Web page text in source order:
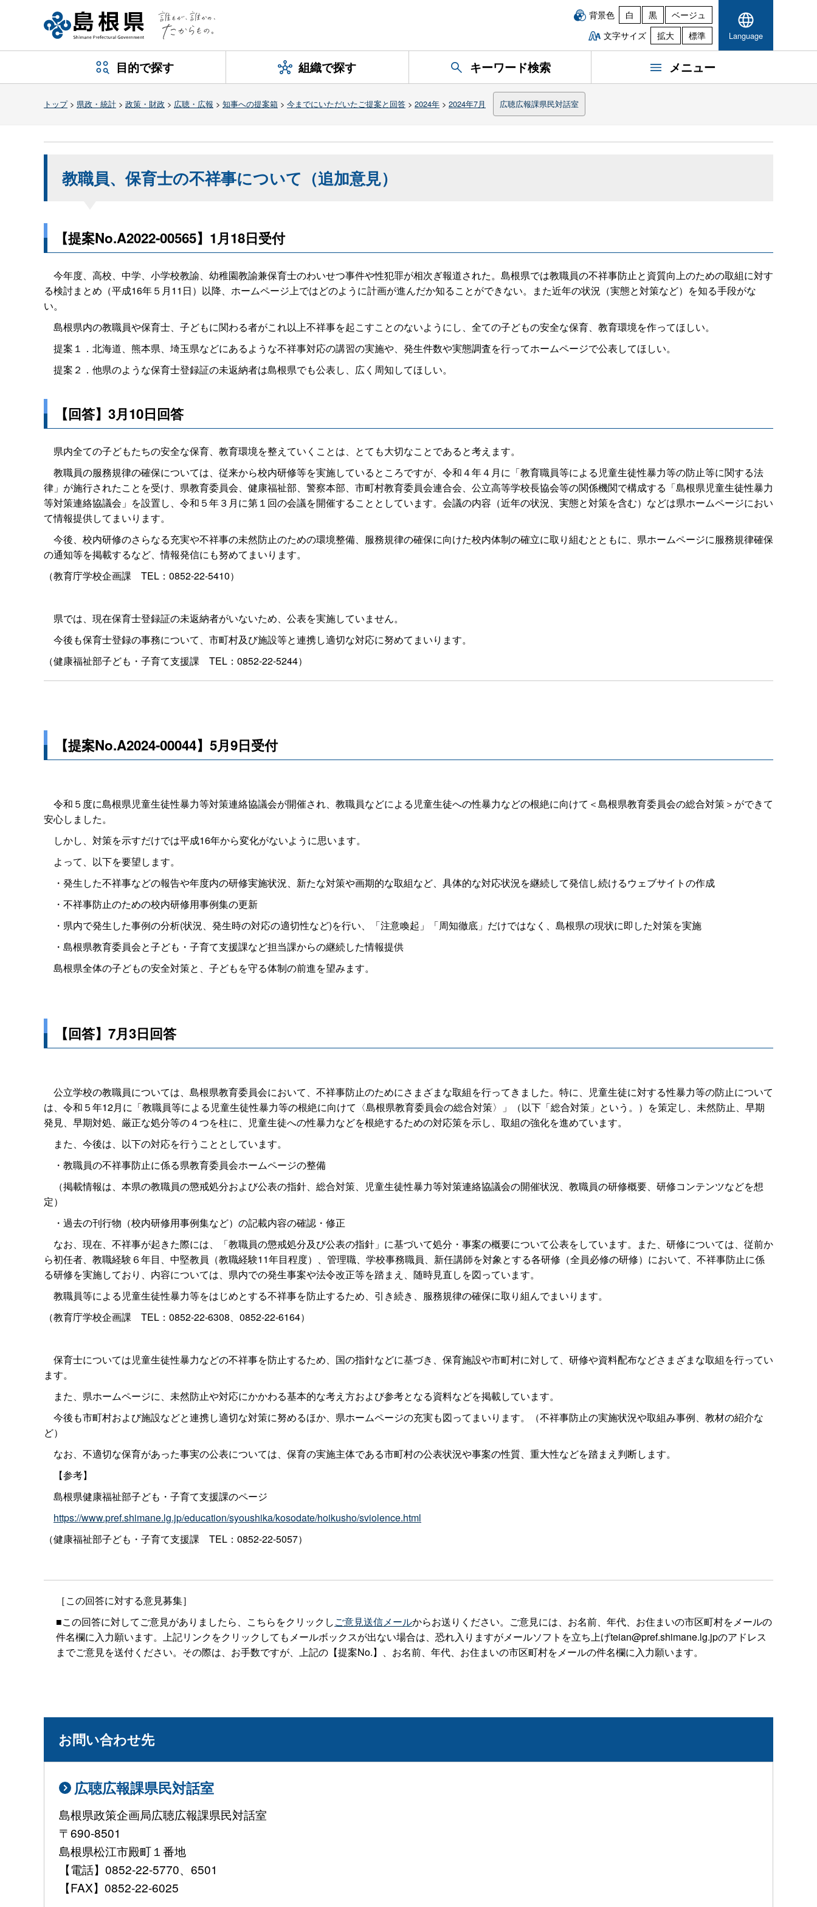
背景色 白 黒
ベージュ
文字サイズ
拡大 標準 Language
目的で探す 組織で探す キーワード検索 メニュー
トップ> 県政・統計 > 政策・財政 > 広聴・広報 > 知事への提案箱 > 今までにいただいたご提案と回答 > 2024年 > 2024年7月 広聴広報課県民対話室
教職員、保育士の不祥事について（追加意見）
【提案No.A2022-00565】1月18日受付
今年度、高校、中学、小学校教諭、幼稚園教諭兼保育士のわいせつ事件や性犯罪が相次ぎ報道された。島根県では教職員の不祥事防止と資質向上のための取組に対す
る検討まとめ（平成16年５月11日）以降、ホームページ上ではどのように計画が進んだか知ることができない。また近年の状況（実態と対策など）を知る手段がな
い。
島根県内の教職員や保育士、子どもに関わる者がこれ以上不祥事を起こすことのないようにし、全ての子どもの安全な保育、教育環境を作ってほしい。
提案１．北海道、熊本県、埼玉県などにあるような不祥事対応の講習の実施や、発生件数や実態調査を行ってホームページで公表してほしい。
提案２．他県のような保育士登録証の未返納者は島根県でも公表し、広く周知してほしい。
【回答】3月10日回答
県内全ての子どもたちの安全な保育、教育環境を整えていくことは、とても大切なことであると考えます。
教職員の服務規律の確保については、従来から校内研修等を実施しているところですが、令和４年４月に「教育職員等による児童生徒性暴力等の防止等に関する法
律」が施行されたことを受け、県教育委員会、健康福祉部、警察本部、市町村教育委員会連合会、公立高等学校長協会等の関係機関で構成する「島根県児童生徒性暴力
等対策連絡協議会」を設置し、令和５年３月に第１回の会議を開催することとしています。会議の内容（近年の状況、実態と対策を含む）などは県ホームページにおい
て情報提供してまいります。
今後、校内研修のさらなる充実や不祥事の未然防止のための環境整備、服務規律の確保に向けた校内体制の確立に取り組むとともに、県ホームページに服務規律確保
の通知等を掲載するなど、情報発信にも努めてまいります。
（教育庁学校企画課 TEL：0852-22-5410）
県では、現在保育士登録証の未返納者がいないため、公表を実施していません。
今後も保育士登録の事務について、市町村及び施設等と連携し適切な対応に努めてまいります。
（健康福祉部子ども・子育て支援課 TEL：0852-22-5244）
【提案No.A2024-00044】5月9日受付
令和５度に島根県児童生徒性暴力等対策連絡協議会が開催され、教職員などによる児童生徒への性暴力などの根絶に向けて＜島根県教育委員会の総合対策＞ができて
安心しました。
しかし、対策を示すだけでは平成16年から変化がないように思います。
よって、以下を要望します。
・発生した不祥事などの報告や年度内の研修実施状況、新たな対策や画期的な取組など、具体的な対応状況を継続して発信し続けるウェブサイトの作成
・不祥事防止のための校内研修用事例集の更新
・県内で発生した事例の分析(状況、発生時の対応の適切性など)を行い、「注意喚起」「周知徹底」だけではなく、島根県の現状に即した対策を実施
・島根県教育委員会と子ども・子育て支援課など担当課からの継続した情報提供
島根県全体の子どもの安全対策と、子どもを守る体制の前進を望みます。
【回答】7月3日回答
公立学校の教職員については、島根県教育委員会において、不祥事防止のためにさまざまな取組を行ってきました。特に、児童生徒に対する性暴力等の防止について
は、令和５年12月に「教職員等による児童生徒性暴力等の根絶に向けて〈島根県教育委員会の総合対策〉」（以下「総合対策」という。）を策定し、未然防止、早期
発見、早期対処、厳正な処分等の４つを柱に、児童生徒への性暴力などを根絶するための対応策を示し、取組の強化を進めています。
また、今後は、以下の対応を行うこととしています。
・教職員の不祥事防止に係る県教育委員会ホームページの整備
（掲載情報は、本県の教職員の懲戒処分および公表の指針、総合対策、児童生徒性暴力等対策連絡協議会の開催状況、教職員の研修概要、研修コンテンツなどを想
定）
・過去の刊行物（校内研修用事例集など）の記載内容の確認・修正
なお、現在、不祥事が起きた際には、「教職員の懲戒処分及び公表の指針」に基づいて処分・事案の概要について公表をしています。また、研修については、従前か
ら初任者、教職経験６年目、中堅教員（教職経験11年目程度）、管理職、学校事務職員、新任講師を対象とする各研修（全員必修の研修）において、不祥事防止に係
る研修を実施しており、内容については、県内での発生事案や法令改正等を踏まえ、随時見直しを図っています。
教職員等による児童生徒性暴力等をはじめとする不祥事を防止するため、引き続き、服務規律の確保に取り組んでまいります。
（教育庁学校企画課 TEL：0852-22-6308、0852-22-6164）
保育士については児童生徒性暴力などの不祥事を防止するため、国の指針などに基づき、保育施設や市町村に対して、研修や資料配布などさまざまな取組を行ってい
ます。
また、県ホームページに、未然防止や対応にかかわる基本的な考え方および参考となる資料などを掲載しています。
今後も市町村および施設などと連携し適切な対策に努めるほか、県ホームページの充実も図ってまいります。（不祥事防止の実施状況や取組み事例、教材の紹介な
ど）
なお、不適切な保育があった事実の公表については、保育の実施主体である市町村の公表状況や事案の性質、重大性などを踏まえ判断します。
【参考】
島根県健康福祉部子ども・子育て支援課のページ
https://www.pref.shimane.lg.jp/education/syoushika/kosodate/hoikusho/sviolence.html
（健康福祉部子ども・子育て支援課 TEL：0852-22-5057）
［この回答に対する意見募集］
■この回答に対してご意見がありましたら、こちらをクリックしご意見送信メールからお送りください。ご意見には、お名前、年代、お住まいの市区町村をメールの
件名欄に入力願います。上記リンクをクリックしてもメールボックスが出ない場合は、恐れ入りますがメールソフトを立ち上げteian@pref.shimane.lg.jpのアドレス
までご意見を送付ください。その際は、お手数ですが、上記の【提案No.】、お名前、年代、お住まいの市区町村をメールの件名欄に入力願います。
お問い合わせ先
広聴広報課県民対話室
島根県政策企画局広聴広報課県民対話室
〒690-8501
島根県松江市殿町１番地
【電話】0852-22-5770、6501
【FAX】0852-22-6025